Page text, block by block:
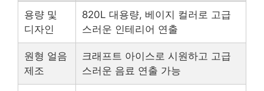
용량 및
디자인
820L 대용량, 베이지 컬러로 고급
스러운 인테리어 연출
원형 얼음
제조
크래프트 아이스로 시원하고 고급
스러운 음료 연출 가능